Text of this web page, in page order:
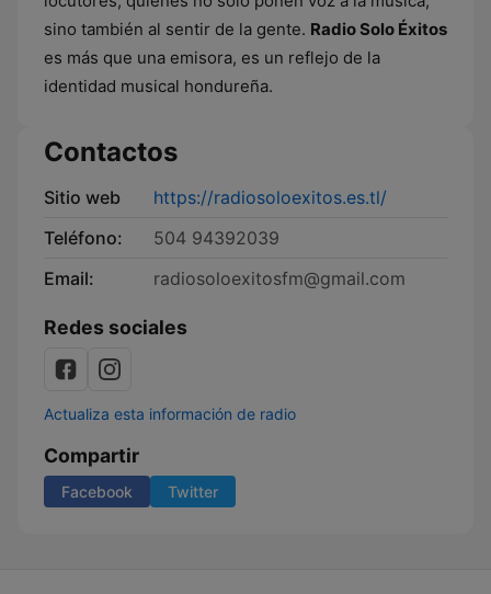
sino también al sentir de la gente. Radio Solo Éxitos
es más que una emisora, es un reflejo de la
identidad musical hondureña.
Contactos
Sitio web
https://radiosoloexitos.es.tl/
Teléfono:
504 94392039
Email:
radiosoloexitosfm@gmail.com
Redes sociales
Actualiza esta información de radio
Compartir
Facebook Twitter